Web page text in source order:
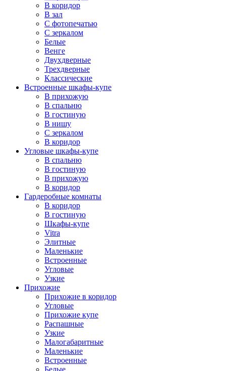
В коридор
В зал
С фотопечатью
С зеркалом
Белые
Венге
Двухдверные
Трехдверные
Классические
Встроенные шкафы-купе
В прихожую
В спальню
В гостиную
В нишу
С зеркалом
В коридор
Угловые шкафы-купе
В спальню
В гостиную
В прихожую
В коридор
Гардеробные комнаты
В коридор
В гостиную
Шкафы-купе
Vitra
Элитные
Маленькие
Встроенные
Угловые
Узкие
Прихожие
Прихожие в коридор
Угловые
Прихожие купе
Распашные
Узкие
Малогабаритные
Маленькие
Встроенные
Белые